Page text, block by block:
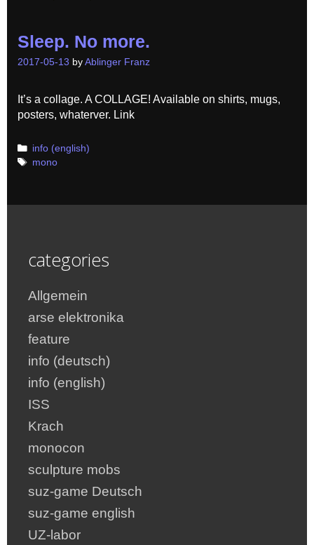
Sleep. No more.
2017-05-13 by Ablinger Franz
It’s a collage. A COLLAGE! Available on shirts, mugs,
posters, whaterver. Link
Categories
info (english)
Tags
mono
categories
Allgemein
arse elektronika
feature
info (deutsch)
info (english)
ISS
Krach
monocon
sculpture mobs
suz-game Deutsch
suz-game english
UZ-labor